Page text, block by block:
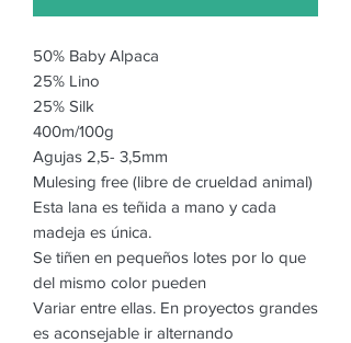
50% Baby Alpaca
25% Lino
25% Silk
400m/100g
Agujas 2,5- 3,5mm
Mulesing free (libre de crueldad animal)
Esta lana es teñida a mano y cada
madeja es única.
Se tiñen en pequeños lotes por lo que
del mismo color pueden
Variar entre ellas. En proyectos grandes
es aconsejable ir alternando